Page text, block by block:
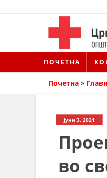
ПОЧЕТНА
Почетна »
јуни 3, 2021
во